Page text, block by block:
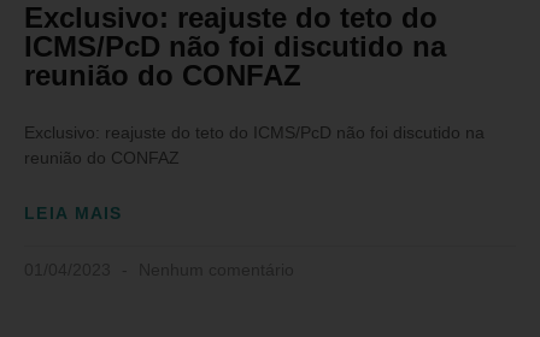
Exclusivo: reajuste do teto do
ICMS/PcD não foi discutido na
reunião do CONFAZ
Exclusivo: reajuste do teto do ICMS/PcD não foi discutido na
reunião do CONFAZ
LEIA MAIS